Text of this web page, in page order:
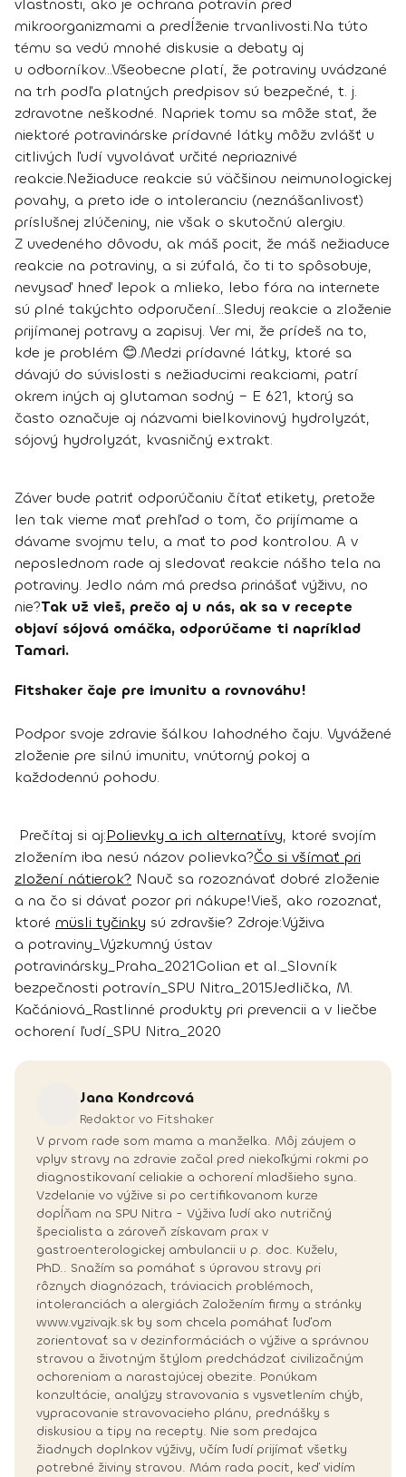
vlastnosti, ako je ochrana potravín pred
mikroorganizmami a predĺženie trvanlivosti.Na túto
tému sa vedú mnohé diskusie a debaty aj
u odborníkov...Všeobecne platí, že potraviny uvádzané
na trh podľa platných predpisov sú bezpečné, t. j.
zdravotne neškodné. Napriek tomu sa môže stať, že
niektoré potravinárske prídavné látky môžu zvlášť u
citlivých ľudí vyvolávať určité nepriaznivé
reakcie.Nežiaduce reakcie sú väčšinou neimunologickej
povahy, a preto ide o intoleranciu (neznášanlivosť)
príslušnej zlúčeniny, nie však o skutočnú alergiu.
Z uvedeného dôvodu, ak máš pocit, že máš nežiaduce
reakcie na potraviny, a si zúfalá, čo ti to spôsobuje,
nevysaď hneď lepok a mlieko, lebo fóra na internete
sú plné takýchto odporučení...Sleduj reakcie a zloženie
prijímanej potravy a zapisuj. Ver mi, že prídeš na to,
kde je problém 😊.Medzi prídavné látky, ktoré sa
dávajú do súvislosti s nežiaducimi reakciami, patrí
okrem iných aj glutaman sodný – E 621, ktorý sa
často označuje aj názvami bielkovinový hydrolyzát,
sójový hydrolyzát, kvasničný extrakt.
Záver bude patriť odporúčaniu čítať etikety, pretože
len tak vieme mať prehľad o tom, čo prijímame a
dávame svojmu telu, a mať to pod kontrolou. A v
neposlednom rade aj sledovať reakcie nášho tela na
potraviny. Jedlo nám má predsa prinášať výživu, no
nie?Tak už vieš, prečo aj u nás, ak sa v recepte
objaví sójová omáčka, odporúčame ti napríklad
Tamari.
Fitshaker čaje pre imunitu a rovnováhu!
Podpor svoje zdravie šálkou lahodného čaju. Vyvážené
zloženie pre silnú imunitu, vnútorný pokoj a
každodennú pohodu.
Prečítaj si aj:Polievky a ich alternatívy, ktoré svojím
zložením iba nesú názov polievka?Čo si všímať pri
zložení nátierok? Nauč sa rozoznávať dobré zloženie
a na čo si dávať pozor pri nákupe!Vieš, ako rozoznať,
ktoré müsli tyčinky sú zdravšie? Zdroje:Výživa
a potraviny_Výzkumný ústav
potravinársky_Praha_2021Golian et al._Slovník
bezpečnosti potravín_SPU Nitra_2015Jedlička, M.
Kačániová_Rastlinné produkty pri prevencii a v liečbe
ochorení ľudí_SPU Nitra_2020
Jana Kondrcová
Redaktor vo Fitshaker
V prvom rade som mama a manželka. Môj záujem o
vplyv stravy na zdravie začal pred niekoľkými rokmi po
diagnostikovaní celiakie a ochorení mladšieho syna.
Vzdelanie vo výžive si po certifikovanom kurze
dopĺňam na SPU Nitra - Výživa ľudí ako nutričný
špecialista a zároveň získavam prax v
gastroenterologickej ambulancii u p. doc. Kuželu,
PhD.. Snažím sa pomáhať s úpravou stravy pri
rôznych diagnózach, tráviacich problémoch,
intoleranciách a alergiách Založením firmy a stránky
www.vyzivajk.sk by som chcela pomáhať ľuďom
zorientovať sa v dezinformáciách o výžive a správnou
stravou a životným štýlom predchádzať civilizačným
ochoreniam a narastajúcej obezite. Ponúkam
konzultácie, analýzy stravovania s vysvetlením chýb,
vypracovanie stravovacieho plánu, prednášky s
diskusiou a tipy na recepty. Nie som predajca
žiadnych doplnkov výživy, učím ľudí prijímať všetky
potrebné živiny stravou. Mám rada pocit, keď vidím